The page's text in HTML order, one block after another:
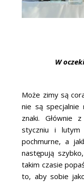
W
Może zimy są
nie są
znaki. Głównie
styczniu i lutym
pochmurne, a
następują
takim czasie
to, aby sobie